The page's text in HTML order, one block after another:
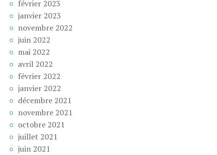
février 2023
janvier 2023
novembre 2022
juin 2022
mai 2022
avril 2022
février 2022
janvier 2022
décembre 2021
novembre 2021
octobre 2021
juillet 2021
juin 2021